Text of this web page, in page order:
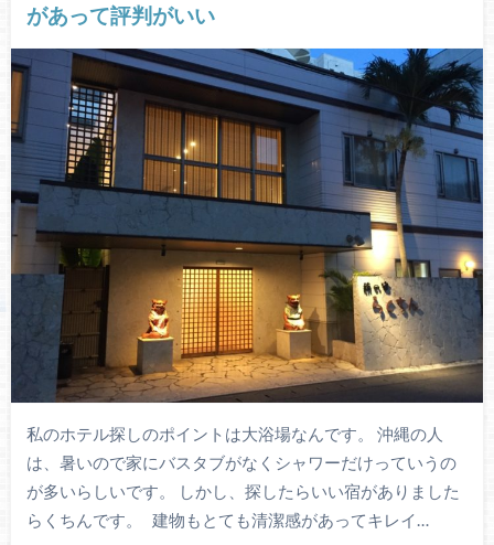
があって評判がいい
私のホテル探しのポイントは大浴場なんです。 沖縄の人
は、暑いので家にバスタブがなくシャワーだけっていうの
が多いらしいです。 しかし、探したらいい宿がありました
らくちんです。 建物もとても清潔感があってキレイ…